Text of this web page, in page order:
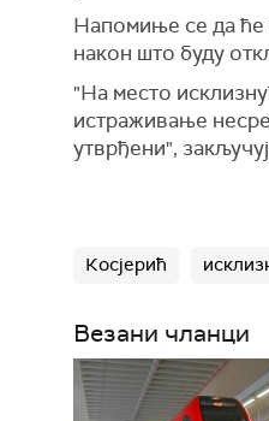
Напомиње се да ће
након што буду
"На место
истраживање
утврђени",
Косјерић
Везани чланци